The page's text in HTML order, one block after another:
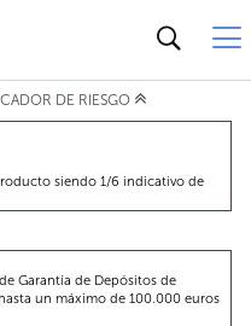
DE RIESGO
siendo 1/6 indicativo de
Garantía de Depósitos de
un máximo de 100.000 euros